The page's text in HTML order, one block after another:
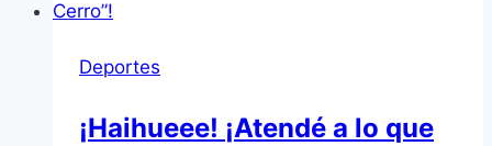
Deportes
¡Haihueee! ¡Atendé a lo que